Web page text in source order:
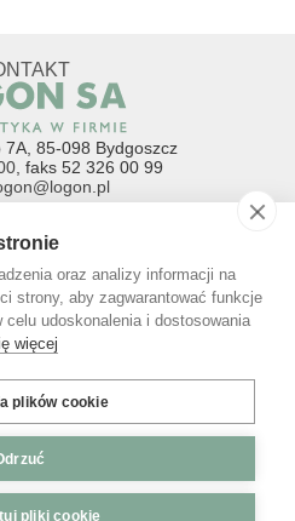
7A, 85-098 Bydgoszcz
, faks 52 326 00 99
piątek 8:00-16:00
HANDLOWY TORUŃ
996-857
LOGON SA
Kontakt
cookies
prywatności
oraz analizy informacji na
strony, aby zagwarantować funkcje
celu udoskonalenia i dostosowania
więcej
plików cookie
pliki cookie